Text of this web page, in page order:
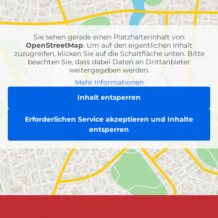
Feuerwehr-
Einheiten
Sie sehen gerade einen Platzhalterinhalt von
OpenStreetMap. Um auf den eigentlichen Inhalt
zuzugreifen, klicken Sie auf die Schaltfläche unten. Bitte
beachten Sie, dass dabei Daten an Drittanbieter
weitergegeben werden.
Mehr Informationen
Inhalt entsperren
Erforderlichen Service akzeptieren und Inhalte
entsperren